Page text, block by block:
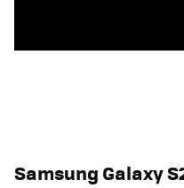
Samsung Galaxy